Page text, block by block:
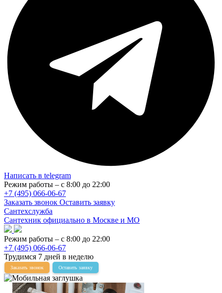
Написать в telegram
Режим работы – с 8:00 до 22:00
+7 (495) 066-06-67
Заказать звонок Оставить заявку
Сантехслужба
Сантехник официально в Москве и МО
Режим работы – с 8:00 до 22:00
+7 (495) 066-06-67
Трудимся 7 дней в неделю
Заказать звонок Оставить заявку